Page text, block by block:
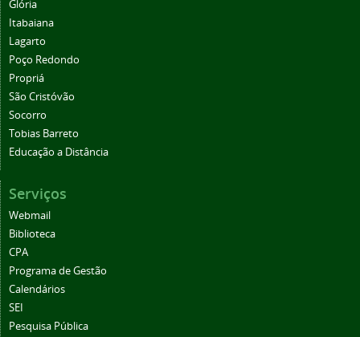
Glória
Itabaiana
Lagarto
Poço Redondo
Propriá
São Cristóvão
Socorro
Tobias Barreto
Educação a Distância
Serviços
Webmail
Biblioteca
CPA
Programa de Gestão
Calendários
SEI
Pesquisa Pública